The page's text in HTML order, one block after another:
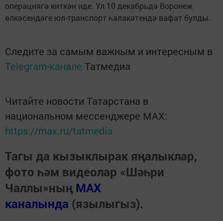
операциягә киткән иде. Ул 10 декабрьдә Воронеж
өлкәсендәге юл-транспорт һәлакәтендә вафат булды.
Следите за самым важным и интересным в
Telegram-канале Татмедиа
Читайте новости Татарстана в
национальном мессенджере MАХ:
https://max.ru/tatmedia
Тагы да кызыклырак яңалыклар,
фото һәм видеолар «Шәһри
Чаллы»ның MAX
каналында (язылыгыз).